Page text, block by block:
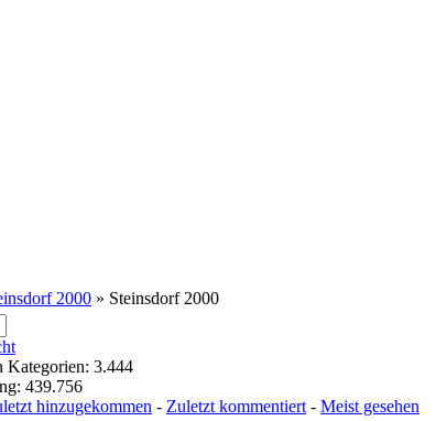
2000 » Steinsdorf 2000
Kategorien: 3.444
439.756
hinzugekommen - Zuletzt kommentiert - Meist gesehen